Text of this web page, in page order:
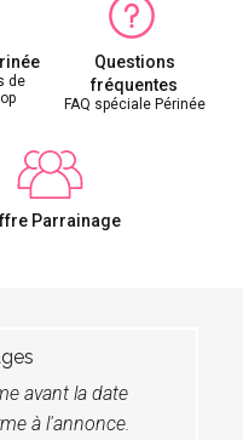
de
Questions
fréquentes
FAQ spéciale Périnée
Parrainage
avant la date
à l'annonce.